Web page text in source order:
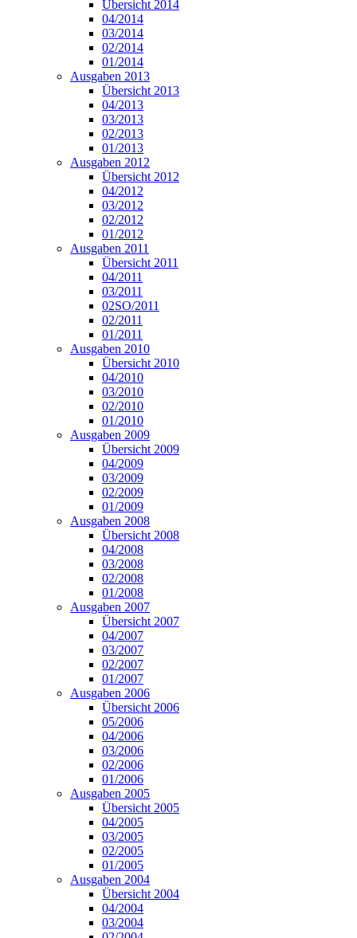
Übersicht 2014
04/2014
03/2014
02/2014
01/2014
Ausgaben 2013
Übersicht 2013
04/2013
03/2013
02/2013
01/2013
Ausgaben 2012
Übersicht 2012
04/2012
03/2012
02/2012
01/2012
Ausgaben 2011
Übersicht 2011
04/2011
03/2011
02SO/2011
02/2011
01/2011
Ausgaben 2010
Übersicht 2010
04/2010
03/2010
02/2010
01/2010
Ausgaben 2009
Übersicht 2009
04/2009
03/2009
02/2009
01/2009
Ausgaben 2008
Übersicht 2008
04/2008
03/2008
02/2008
01/2008
Ausgaben 2007
Übersicht 2007
04/2007
03/2007
02/2007
01/2007
Ausgaben 2006
Übersicht 2006
05/2006
04/2006
03/2006
02/2006
01/2006
Ausgaben 2005
Übersicht 2005
04/2005
03/2005
02/2005
01/2005
Ausgaben 2004
Übersicht 2004
04/2004
03/2004